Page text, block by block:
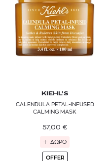
KIEHL’S
CALENDULA PETAL-INFUSED
CALMING MASK
57,00 €
ΔΩΡΟ
OFFER